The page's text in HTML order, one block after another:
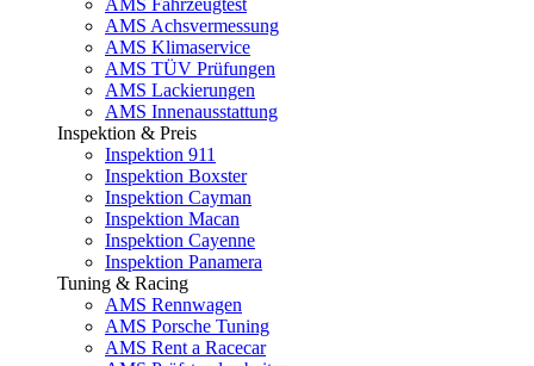
AMS Fahrzeugtest
AMS Achsvermessung
AMS Klimaservice
AMS TÜV Prüfungen
AMS Lackierungen
AMS Innenausstattung
Inspektion & Preis
Inspektion 911
Inspektion Boxster
Inspektion Cayman
Inspektion Macan
Inspektion Cayenne
Inspektion Panamera
Tuning & Racing
AMS Rennwagen
AMS Porsche Tuning
AMS Rent a Racecar